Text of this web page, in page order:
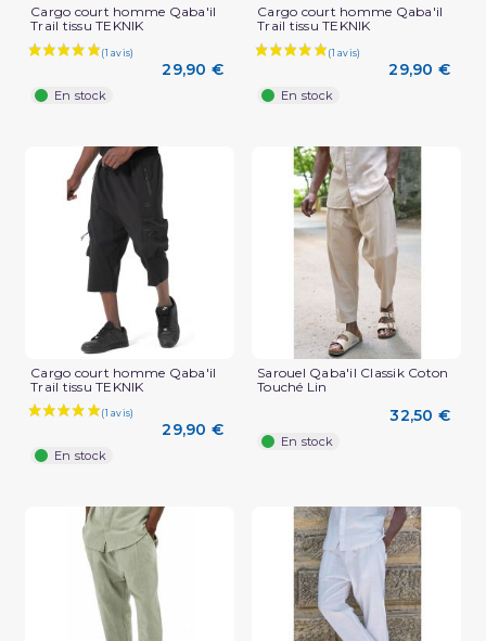
Cargo court homme Qaba'il
Trail tissu TEKNIK
29,90 €
En stock
Cargo court homme Qaba'il
Trail tissu TEKNIK
29,90 €
En stock
Cargo court homme Qaba'il
Trail tissu TEKNIK
29,90 €
En stock
Sarouel Qaba'il Classik Coton
Touché Lin
32,50 €
En stock